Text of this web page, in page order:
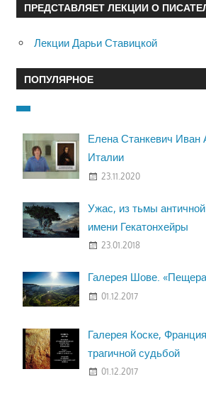
ПРЕДСТАВЛЯЕТ ЛЕКЦИИ О
Лекции Дарьи Ставицкой
ПОПУЛЯРНОЕ
Елена Станкевич Иван
Италии
23.11.2020
Ужас, из тьмы
имени Гекатонхейры
23.01.2018
Галерея Шове.
01.12.2017
Галерея Коске,
трагичной судьбой
01.12.2017